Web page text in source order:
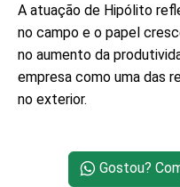
A atuação de Hipólito
no campo e o papel
no aumento da
empresa como uma das
no exterior.
Gostou?